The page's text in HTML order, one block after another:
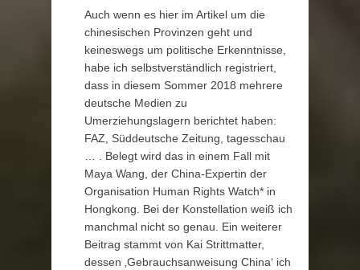
Auch wenn es hier im Artikel um die
chinesischen Provinzen geht und
keineswegs um politische Erkenntnisse,
habe ich selbstverständlich registriert,
dass in diesem Sommer 2018 mehrere
deutsche Medien zu
Umerziehungslagern berichtet haben:
FAZ, Süddeutsche Zeitung, tagesschau
… . Belegt wird das in einem Fall mit
Maya Wang, der China-Expertin der
Organisation Human Rights Watch* in
Hongkong. Bei der Konstellation weiß ich
manchmal nicht so genau. Ein weiterer
Beitrag stammt von Kai Strittmatter,
dessen ‚Gebrauchsanweisung China‘ ich